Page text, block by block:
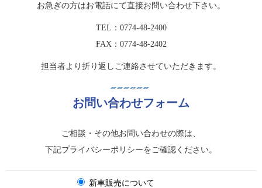
お急ぎの方はお電話にて直接お問い合わせ下さい。
TEL：0774-48-2400
FAX：0774-48-2402
担当者より折り返しご連絡させていただきます。
お問い合わせフォーム
ご相談・その他お問い合わせの際は、
下記プライバシーポリシーをご確認ください。
新車販売について